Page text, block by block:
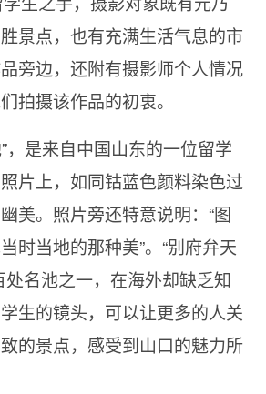
景点，也有充满生活气息的市
旁边，还附有摄影师个人情况
拍摄该作品的初衷。
，是来自中国山东的一位留学
片上，如同钴蓝色颜料染色过
美。照片旁还特意说明：“图
时当地的那种美”。“别府弁天
处名池之一，在海外却缺乏知
生的镜头，可以让更多的人关
的景点，感受到山口的魅力所